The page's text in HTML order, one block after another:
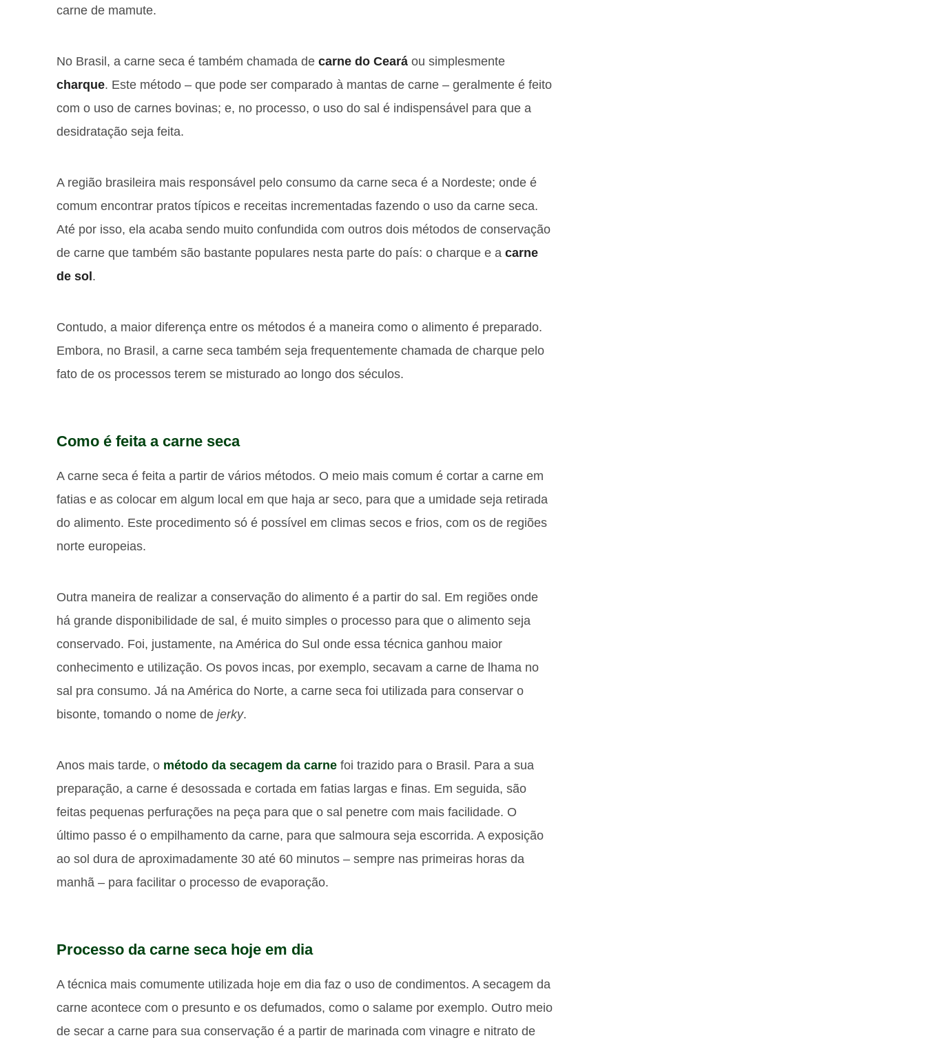
carne de mamute.
No Brasil, a carne seca é também chamada de carne do Ceará ou simplesmente
charque. Este método – que pode ser comparado à mantas de carne – geralmente é feito
com o uso de carnes bovinas; e, no processo, o uso do sal é indispensável para que a
desidratação seja feita.
A região brasileira mais responsável pelo consumo da carne seca é a Nordeste; onde é
comum encontrar pratos típicos e receitas incrementadas fazendo o uso da carne seca.
Até por isso, ela acaba sendo muito confundida com outros dois métodos de conservação
de carne que também são bastante populares nesta parte do país: o charque e a carne
de sol.
Contudo, a maior diferença entre os métodos é a maneira como o alimento é preparado.
Embora, no Brasil, a carne seca também seja frequentemente chamada de charque pelo
fato de os processos terem se misturado ao longo dos séculos.
Como é feita a carne seca
A carne seca é feita a partir de vários métodos. O meio mais comum é cortar a carne em
fatias e as colocar em algum local em que haja ar seco, para que a umidade seja retirada
do alimento. Este procedimento só é possível em climas secos e frios, com os de regiões
norte europeias.
Outra maneira de realizar a conservação do alimento é a partir do sal. Em regiões onde
há grande disponibilidade de sal, é muito simples o processo para que o alimento seja
conservado. Foi, justamente, na América do Sul onde essa técnica ganhou maior
conhecimento e utilização. Os povos incas, por exemplo, secavam a carne de lhama no
sal pra consumo. Já na América do Norte, a carne seca foi utilizada para conservar o
bisonte, tomando o nome de jerky.
Anos mais tarde, o método da secagem da carne foi trazido para o Brasil. Para a sua
preparação, a carne é desossada e cortada em fatias largas e finas. Em seguida, são
feitas pequenas perfurações na peça para que o sal penetre com mais facilidade. O
último passo é o empilhamento da carne, para que salmoura seja escorrida. A exposição
ao sol dura de aproximadamente 30 até 60 minutos – sempre nas primeiras horas da
manhã – para facilitar o processo de evaporação.
Processo da carne seca hoje em dia
A técnica mais comumente utilizada hoje em dia faz o uso de condimentos. A secagem da
carne acontece com o presunto e os defumados, como o salame por exemplo. Outro meio
de secar a carne para sua conservação é a partir de marinada com vinagre e nitrato de